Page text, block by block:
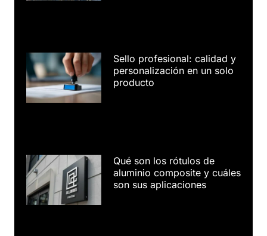
Sello profesional: calidad y
personalización en un solo
producto
Qué son los rótulos de
aluminio composite y cuáles
son sus aplicaciones